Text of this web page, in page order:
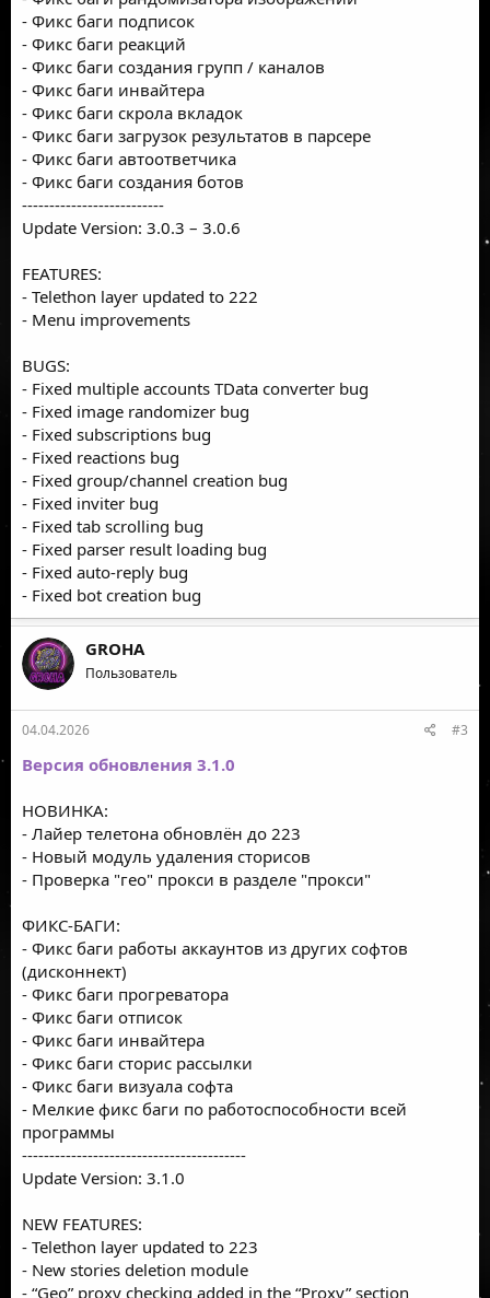
- Фикс баги подписок
- Фикс баги реакций
- Фикс баги создания групп / каналов
- Фикс баги инвайтера
- Фикс баги скрола вкладок
- Фикс баги загрузок результатов в парсере
- Фикс баги автоответчика
- Фикс баги создания ботов
--------------------------
Update Version: 3.0.3 – 3.0.6
FEATURES:
- Telethon layer updated to 222
- Menu improvements
BUGS:
- Fixed multiple accounts TData converter bug
- Fixed image randomizer bug
- Fixed subscriptions bug
- Fixed reactions bug
- Fixed group/channel creation bug
- Fixed inviter bug
- Fixed tab scrolling bug
- Fixed parser result loading bug
- Fixed auto-reply bug
- Fixed bot creation bug
GROHA
Пользователь
04.04.2026 #3
Версия обновления 3.1.0
НОВИНКА:
- Лайер телетона обновлён до 223
- Новый модуль удаления сторисов
- Проверка "гео" прокси в разделе "прокси"
ФИКС-БАГИ:
- Фикс баги работы аккаунтов из других софтов
(дисконнект)
- Фикс баги прогреватора
- Фикс баги отписок
- Фикс баги инвайтера
- Фикс баги сторис рассылки
- Фикс баги визуала софта
- Мелкие фикс баги по работоспособности всей
программы
-----------------------------------------
Update Version: 3.1.0
NEW FEATURES:
- Telethon layer updated to 223
- New stories deletion module
- “Geo” proxy checking added in the “Proxy” section